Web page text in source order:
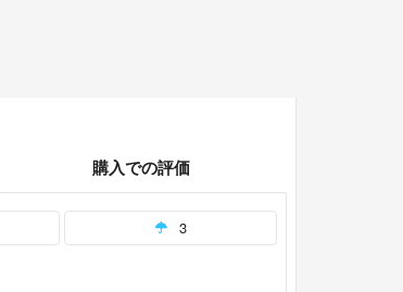
購入での評価
3